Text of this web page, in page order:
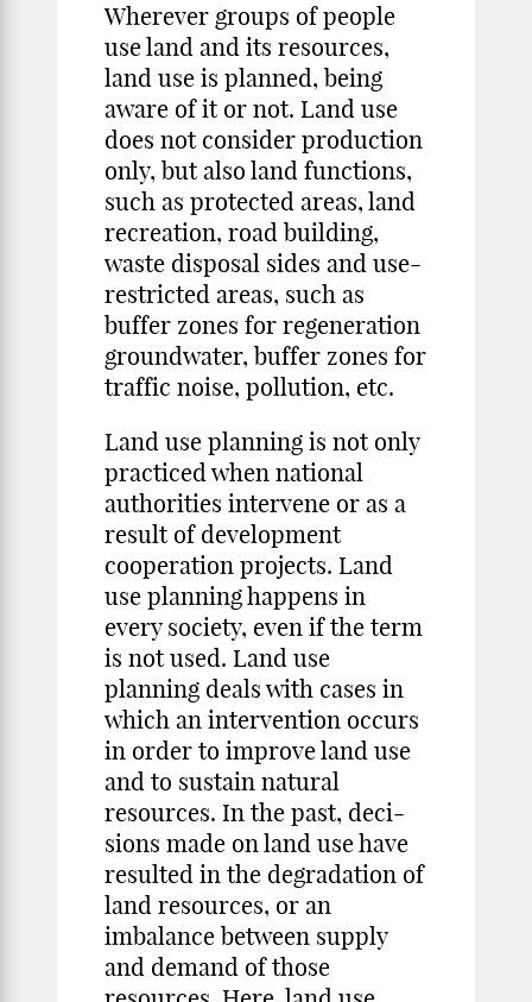
Wherever groups of people
use land and its resources,
land use is planned, being
aware of it or not. Land use
does not consider produc­tion
only, but also land functions,
such as protected areas, land
recrea­tion, road building,
waste disposal sides and use-
restricted areas, such as
buffer zones for regeneration
groundwater, buffer zones for
traffiс noise, pollution, etc.
Land use planning is not only
practiced when national
authorities intervene or as a
result of development
cooperation projects. Land
use planning happens in
every society, even if the term
is not used. Land use
planning deals with cases in
which an intervention occurs
in order to improve land use
and to sustain natural
resources. In the past, deci­
sions made on land use have
resulted in the degradation of
land re­sources, or an
imbalance between supply
and demand of those